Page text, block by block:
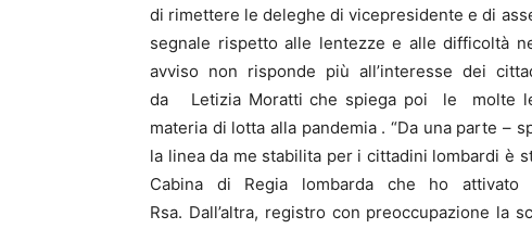
di rimettere le deleghe di vicepresidente e di
segnale rispetto alle lentezze e alle difficoltà
avviso non risponde più all’interesse dei
da Letizia Moratti che spiega poi le molte
materia di lotta alla pandemia . “Da una parte –
la linea da me stabilita per i cittadini lombardi è
Cabina di Regia lombarda che ho attivato
Rsa. Dall’altra, registro con preoccupazione